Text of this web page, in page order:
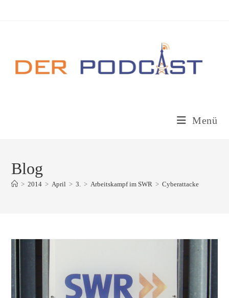
Menü
Blog
> 2014 > April > 3. > Arbeitskampf im SWR > Cyberattacke